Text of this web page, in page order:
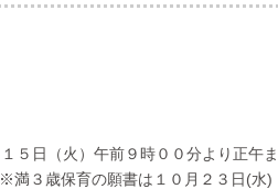
５日（火）午前９時００分より正午ま
３歳保育の願書は１０月２３日(水)